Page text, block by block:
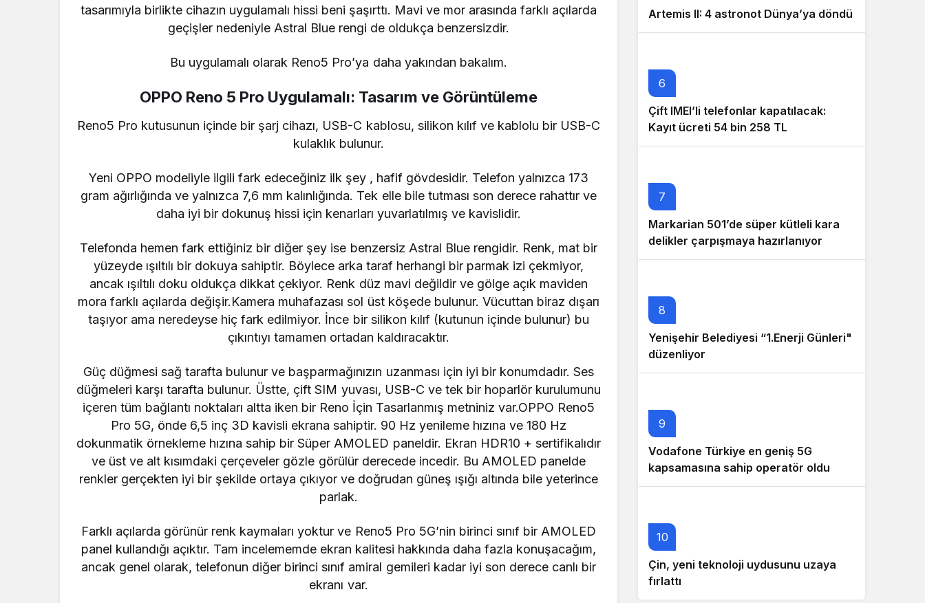
tasarımıyla birlikte cihazın uygulamalı hissi beni şaşırttı. Mavi ve mor arasında farklı açılarda
geçişler nedeniyle Astral Blue rengi de oldukça benzersizdir.
Bu uygulamalı olarak Reno5 Pro’ya daha yakından bakalım.
OPPO Reno 5 Pro Uygulamalı: Tasarım ve Görüntüleme
Reno5 Pro kutusunun içinde bir şarj cihazı, USB-C kablosu, silikon kılıf ve kablolu bir USB-C
kulaklık bulunur.
Yeni OPPO modeliyle ilgili fark edeceğiniz ilk şey , hafif gövdesidir. Telefon yalnızca 173
gram ağırlığında ve yalnızca 7,6 mm kalınlığında. Tek elle bile tutması son derece rahattır ve
daha iyi bir dokunuş hissi için kenarları yuvarlatılmış ve kavislidir.
Telefonda hemen fark ettiğiniz bir diğer şey ise benzersiz Astral Blue rengidir. Renk, mat bir
yüzeyde ışıltılı bir dokuya sahiptir. Böylece arka taraf herhangi bir parmak izi çekmiyor,
ancak ışıltılı doku oldukça dikkat çekiyor. Renk düz mavi değildir ve gölge açık maviden
mora farklı açılarda değişir.Kamera muhafazası sol üst köşede bulunur. Vücuttan biraz dışarı
taşıyor ama neredeyse hiç fark edilmiyor. İnce bir silikon kılıf (kutunun içinde bulunur) bu
çıkıntıyı tamamen ortadan kaldıracaktır.
Güç düğmesi sağ tarafta bulunur ve başparmağınızın uzanması için iyi bir konumdadır. Ses
düğmeleri karşı tarafta bulunur. Üstte, çift SIM yuvası, USB-C ve tek bir hoparlör kurulumunu
içeren tüm bağlantı noktaları altta iken bir Reno İçin Tasarlanmış metniniz var.OPPO Reno5
Pro 5G, önde 6,5 inç 3D kavisli ekrana sahiptir. 90 Hz yenileme hızına ve 180 Hz
dokunmatik örnekleme hızına sahip bir Süper AMOLED paneldir. Ekran HDR10 + sertifikalıdır
ve üst ve alt kısımdaki çerçeveler gözle görülür derecede incedir. Bu AMOLED panelde
renkler gerçekten iyi bir şekilde ortaya çıkıyor ve doğrudan güneş ışığı altında bile yeterince
parlak.
Farklı açılarda görünür renk kaymaları yoktur ve Reno5 Pro 5G’nin birinci sınıf bir AMOLED
panel kullandığı açıktır. Tam incelememde ekran kalitesi hakkında daha fazla konuşacağım,
ancak genel olarak, telefonun diğer birinci sınıf amiral gemileri kadar iyi son derece canlı bir
ekranı var.
Artemis II: 4 astronot Dünya’ya döndü
6
Çift IMEI’li telefonlar kapatılacak:
Kayıt ücreti 54 bin 258 TL
7
Markarian 501’de süper kütleli kara
delikler çarpışmaya hazırlanıyor
8
Yenişehir Belediyesi “1.Enerji Günleri"
düzenliyor
9
Vodafone Türkiye en geniş 5G
kapsamasına sahip operatör oldu
10
Çin, yeni teknoloji uydusunu uzaya
fırlattı